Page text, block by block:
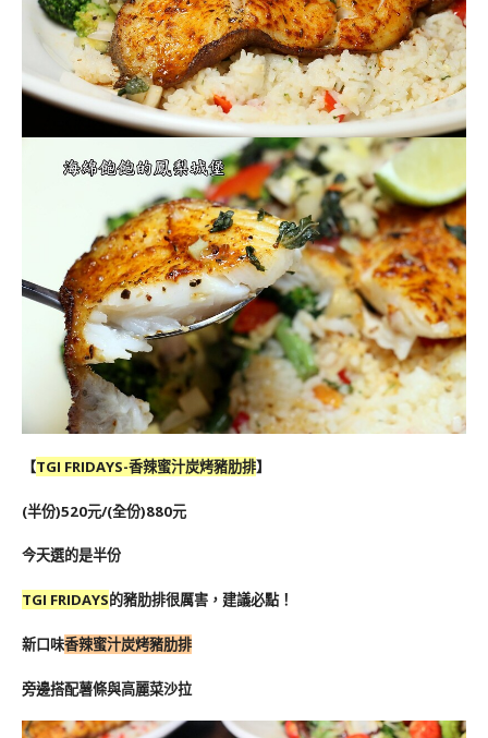
【TGI FRIDAYS-香辣蜜汁炭烤豬肋排】
(半份)520元/(全份)880元
今天選的是半份
TGI FRIDAYS的豬肋排很厲害，建議必點！
新口味香辣蜜汁炭烤豬肋排
旁邊搭配薯條與高麗菜沙拉